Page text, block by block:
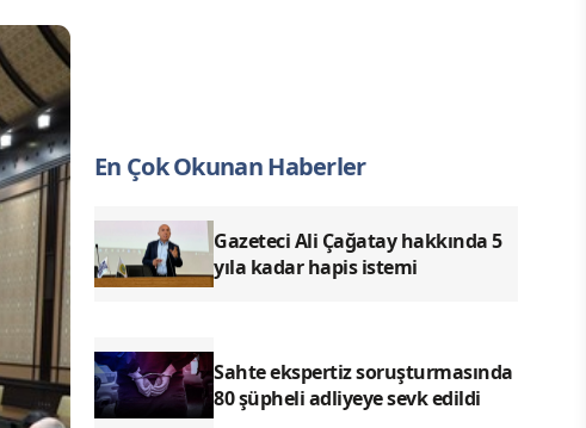
En Çok Okunan Haberler
Gazeteci Ali Çağatay hakkında 5
yıla kadar hapis istemi
Sahte ekspertiz soruşturmasında
80 şüpheli adliyeye sevk edildi